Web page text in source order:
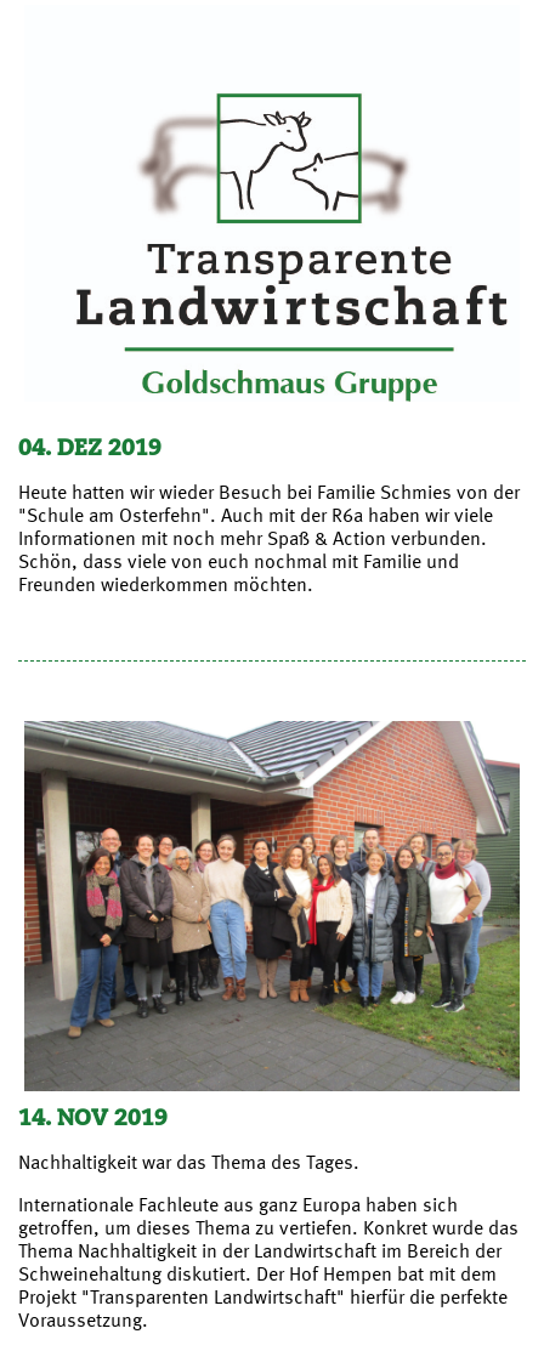
04. DEZ 2019
Heute hatten wir wieder Besuch bei Familie Schmies von der
"Schule am Osterfehn". Auch mit der R6a haben wir viele
Informationen mit noch mehr Spaß & Action verbunden.
Schön, dass viele von euch nochmal mit Familie und
Freunden wiederkommen möchten.
14. NOV 2019
Nachhaltigkeit war das Thema des Tages.
Internationale Fachleute aus ganz Europa haben sich
getroffen, um dieses Thema zu vertiefen. Konkret wurde das
Thema Nachhaltigkeit in der Landwirtschaft im Bereich der
Schweinehaltung diskutiert. Der Hof Hempen bat mit dem
Projekt "Transparenten Landwirtschaft" hierfür die perfekte
Voraussetzung.